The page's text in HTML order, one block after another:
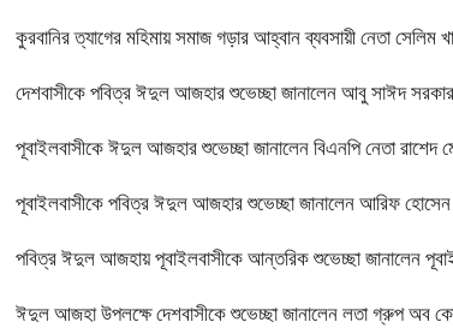
কুরবানির ত্যাগের মহিমায় সমাজ গড়ার আহ্বান ব্যবসায়ী নেতা সেলিম
দেশবাসীকে পবিত্র ঈদুল আজহার শুভেচ্ছা জানালেন আবু সাঈদ সরকার
পূবাইলবাসীকে ঈদুল আজহার শুভেচ্ছা জানালেন বিএনপি নেতা রাশেদ
পূবাইলবাসীকে পবিত্র ঈদুল আজহার শুভেচ্ছা জানালেন আরিফ
পবিত্র ঈদুল আজহায় পূবাইলবাসীকে আন্তরিক শুভেচ্ছা জানালেন
ঈদুল আজহা উপলক্ষে দেশবাসীকে শুভেচ্ছা জানালেন লতা গ্রুপ অব